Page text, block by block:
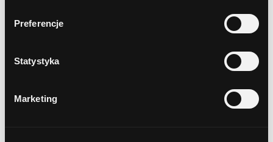
Preferencje
Statystyka
Marketing
przebarwienia i nierówny koloryt
okolice oczu
sucha skóra ciała